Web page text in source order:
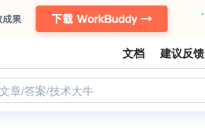
文档 建议反馈
文章/答案/技术大牛